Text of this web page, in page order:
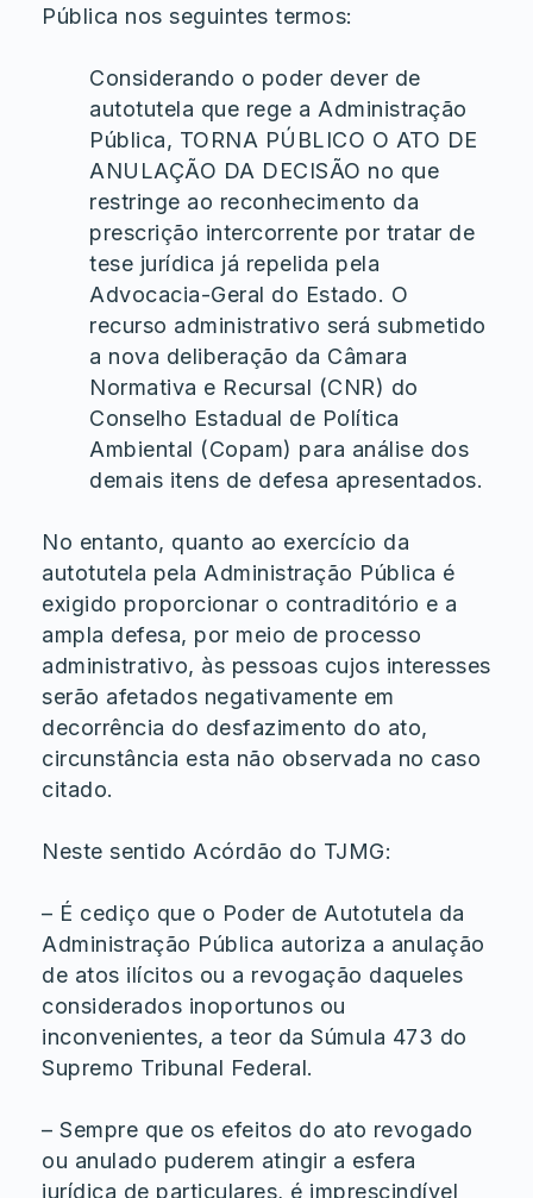
Pública nos seguintes termos:
Considerando o poder dever de
autotutela que rege a Administração
Pública, TORNA PÚBLICO O ATO DE
ANULAÇÃO DA DECISÃO no que
restringe ao reconhecimento da
prescrição intercorrente por tratar de
tese jurídica já repelida pela
Advocacia-Geral do Estado. O
recurso administrativo será submetido
a nova deliberação da Câmara
Normativa e Recursal (CNR) do
Conselho Estadual de Política
Ambiental (Copam) para análise dos
demais itens de defesa apresentados.
No entanto, quanto ao exercício da
autotutela pela Administração Pública é
exigido proporcionar o contraditório e a
ampla defesa, por meio de processo
administrativo, às pessoas cujos interesses
serão afetados negativamente em
decorrência do desfazimento do ato,
circunstância esta não observada no caso
citado.
Neste sentido Acórdão do TJMG:
– É cediço que o Poder de Autotutela da
Administração Pública autoriza a anulação
de atos ilícitos ou a revogação daqueles
considerados inoportunos ou
inconvenientes, a teor da Súmula 473 do
Supremo Tribunal Federal.
– Sempre que os efeitos do ato revogado
ou anulado puderem atingir a esfera
jurídica de particulares, é imprescindível